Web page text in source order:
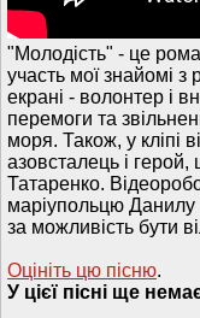
"Молодість" - це
участь мої знайомі з
екрані - волонтер і
перемоги та
моря. Також, у кліпі
азовсталець і
Татаренко.
маріупольцю
за можливість бути
Оцініть цю пісню.
У цієї пісні ще